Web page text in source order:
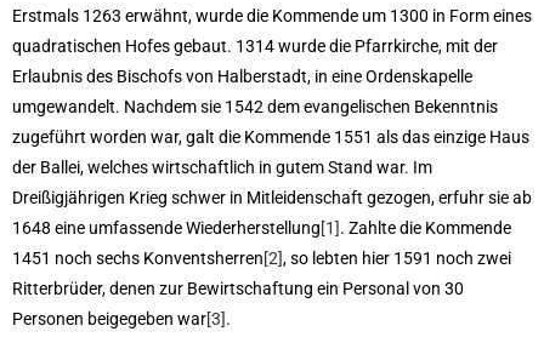
Erstmals 1263 erwähnt, wurde die Kommende um 1300 in Form eines
quadratischen Hofes gebaut. 1314 wurde die Pfarrkirche, mit der
Erlaubnis des Bischofs von Halberstadt, in eine Ordenskapelle
umgewandelt. Nachdem sie 1542 dem evangelischen Bekenntnis
zugeführt worden war, galt die Kommende 1551 als das einzige Haus
der Ballei, welches wirtschaftlich in gutem Stand war. Im
Dreißigjährigen Krieg schwer in Mitleidenschaft gezogen, erfuhr sie ab
1648 eine umfassende Wiederherstellung[1]. Zahlte die Kommende
1451 noch sechs Konventsherren[2], so lebten hier 1591 noch zwei
Ritterbrüder, denen zur Bewirtschaftung ein Personal von 30
Personen beigegeben war[3].